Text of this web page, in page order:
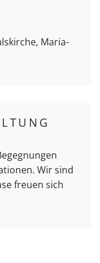
Maria-
Wir sind
freuen sich